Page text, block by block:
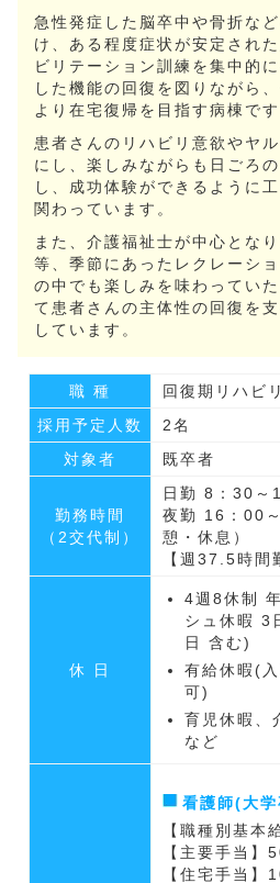
転職・復職をお考えの方へ
中途入職看護師 支援について
よくある質問
急性発症した脳卒中や骨折な
け、ある程度症状が安定され
ビリテーション訓練を集中的
した機能の回復を図りながら
より在宅復帰を目指す病棟です
患者さんのリハビリ意欲やヤ
にし、楽しみながらも日ごろ
し、成功体験ができるように
関わっています。
また、介護福祉士が中心とな
等、季節にあったレクレーシ
の中でも楽しみを味わってい
て患者さんの主体性の回復を
しています。
職 種
回復期リハビ
採用予定人数
2名
対象者
既卒者
勤務時間
（2交代制）
日勤 8：30～
夜勤 16：00
憩・休息）
【週37.5時間
休 日
4週8休制
シュ休暇 3
日 含む)
有給休暇(
可)
育児休暇、
など
看護師(大
【職種別基本
【主要手当】
【住宅手当】